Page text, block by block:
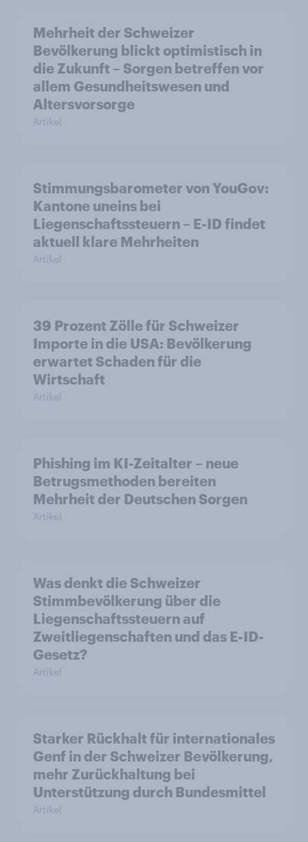
Mehrheit der Schweizer
Bevölkerung blickt optimistisch in
die Zukunft – Sorgen betreffen vor
allem Gesundheitswesen und
Altersvorsorge
Artikel
Stimmungsbarometer von YouGov:
Kantone uneins bei
Liegenschaftssteuern – E-ID findet
aktuell klare Mehrheiten
Artikel
39 Prozent Zölle für Schweizer
Importe in die USA: Bevölkerung
erwartet Schaden für die
Wirtschaft
Artikel
Phishing im KI-Zeitalter – neue
Betrugsmethoden bereiten
Mehrheit der Deutschen Sorgen
Artikel
Was denkt die Schweizer
Stimmbevölkerung über die
Liegenschaftssteuern auf
Zweitliegenschaften und das E-ID-
Gesetz?
Artikel
Starker Rückhalt für internationales
Genf in der Schweizer Bevölkerung,
mehr Zurückhaltung bei
Unterstützung durch Bundesmittel
Artikel